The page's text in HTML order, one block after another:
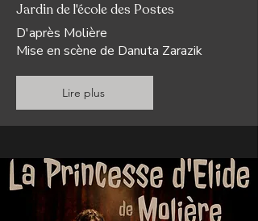
Jardin de l'école des Postes
D'après Molière
Mise en scène de Danuta Zarazik
Lire plus